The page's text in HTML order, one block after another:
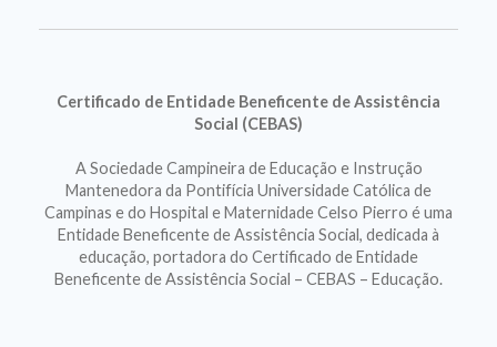
Certificado de Entidade Beneficente de Assistência
Social (CEBAS)
A Sociedade Campineira de Educação e Instrução
Mantenedora da Pontifícia Universidade Católica de
Campinas e do Hospital e Maternidade Celso Pierro é uma
Entidade Beneficente de Assistência Social, dedicada à
educação, portadora do Certificado de Entidade
Beneficente de Assistência Social – CEBAS – Educação.